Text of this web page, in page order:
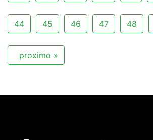
44 45 46 47 48
proximo »